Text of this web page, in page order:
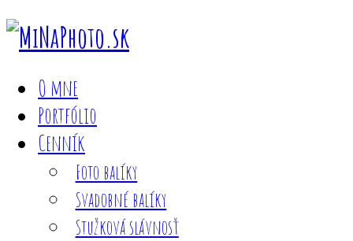
O mne
Portfólio
Cenník
Foto balíky
Svadobné balíky
Stužková slávnosť